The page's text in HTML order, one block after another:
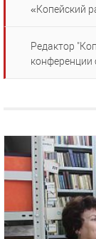
«Копейский
Редактор
конференции